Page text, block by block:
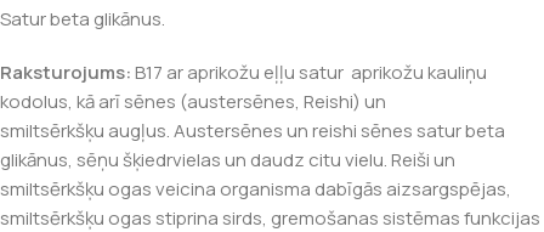
Satur beta glikānus.
Raksturojums:B17 ar aprikožu eļļu satur aprikožu kauliņu
kodolus, kā arī sēnes (austersēnes, Reishi) un
smiltsērkšķu augļus. Austersēnes un reishi sēnes satur beta
glikānus, sēņu šķiedrvielas un daudz citu vielu. Reiši un
smiltsērkšķu ogas veicina organisma dabīgās aizsargspējas,
smiltsērkšķu ogas stiprina sirds, gremošanas sistēmas funkcijas